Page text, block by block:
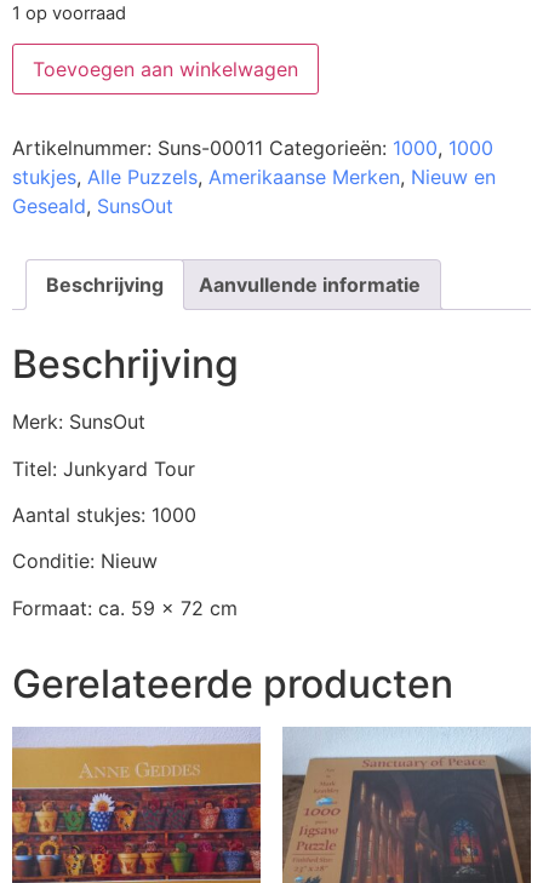
1 op voorraad
Toevoegen aan winkelwagen
Artikelnummer: Suns-00011 Categorieën: 1000, 1000
stukjes, Alle Puzzels, Amerikaanse Merken, Nieuw en
Geseald, SunsOut
Beschrijving Aanvullende informatie
Beschrijving
Merk: SunsOut
Titel: Junkyard Tour
Aantal stukjes: 1000
Conditie: Nieuw
Formaat: ca. 59 x 72 cm
Gerelateerde producten